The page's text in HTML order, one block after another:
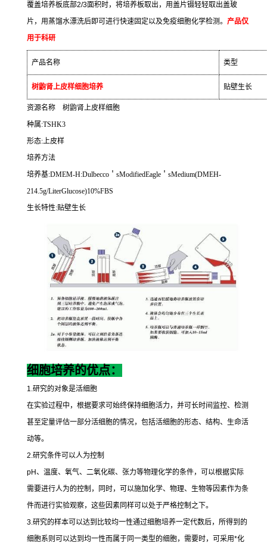
覆盖培养板底部2/3面积时，将培养板取出，用盖片镊轻轻取出盖玻
片，用蒸馏水漂洗后即可进行快速固定以及免疫细胞化学检测。 产品仅
用于科研
产品名称 类型
树鼩肾上皮样细胞培养 贴壁生长
资源名称 树鼩肾上皮样细胞
种属:TSHK3
形态:上皮样
培养方法
培养基:DMEM-H:Dulbecco ＇ sModifiedEagle ＇ sMedium(DMEH-
214.5g/LiterGlucose)10%FBS
生长特性:贴壁生长
细胞培养的优点：
1.研究的对象是活细胞
在实验过程中，根据要求可始终保持细胞活力，并可长时间监控、检测
甚至定量评估一部分活细胞的情况，包括活细胞的形态、结构、生命活
动等。
2.研究条件可以人为控制
pH、温度、氧气、二氧化碳、张力等物理化学的条件，可以根据实际
需要进行人为的控制，同时，可以施加化学、物理、生物等因素作为条
件而进行实验观察，这些因素同样可以处于严格控制之下。
3.研究的样本可以达到比较均一性通过细胞培养一定代数后，所得到的
细胞系则可以达到均一性而属于同一类型的细胞，需要时，可采用*化